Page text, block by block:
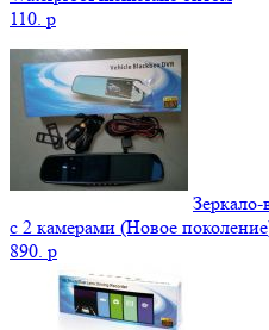
110. p
Зеркало-
с 2 камерами (Новое
890. p